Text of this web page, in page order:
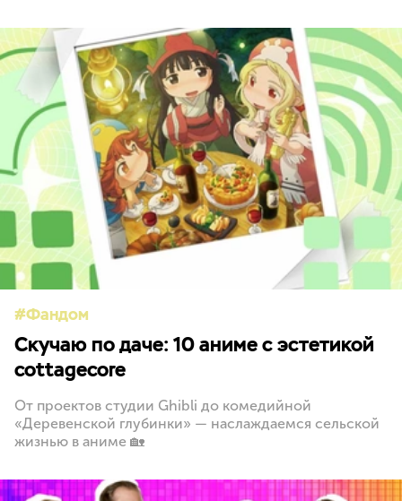
Фандом
Скучаю по даче: 10 аниме с эстетикой
cottagecore
От проектов студии Ghibli до комедийной
«Деревенской глубинки» — наслаждаемся сельской
жизнью в аниме 🏡